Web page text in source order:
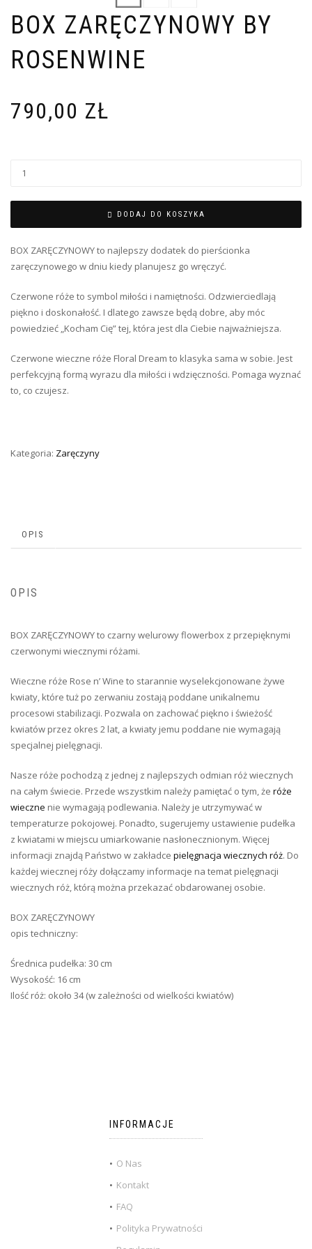
BOX ZARĘCZYNOWY BY
ROSENWINE
790,00 ZŁ
DODAJ DO KOSZYKA
BOX ZARĘCZYNOWY to najlepszy dodatek do pierścionka
zaręczynowego w dniu kiedy planujesz go wręczyć.
Czerwone róże to symbol miłości i namiętności. Odzwierciedlają
piękno i doskonałość. I dlatego zawsze będą dobre, aby móc
powiedzieć „Kocham Cię” tej, która jest dla Ciebie najważniejsza.
Czerwone wieczne róże Floral Dream to klasyka sama w sobie. Jest
perfekcyjną formą wyrazu dla miłości i wdzięczności. Pomaga wyznać
to, co czujesz.
Kategoria: Zaręczyny
OPIS
OPIS
BOX ZARĘCZYNOWY to czarny welurowy flowerbox z przepięknymi
czerwonymi wiecznymi różami.
Wieczne róże Rose n’ Wine to starannie wyselekcjonowane żywe
kwiaty, które tuż po zerwaniu zostają poddane unikalnemu
procesowi stabilizacji. Pozwala on zachować piękno i świeżość
kwiatów przez okres 2 lat, a kwiaty jemu poddane nie wymagają
specjalnej pielęgnacji.
Nasze róże pochodzą z jednej z najlepszych odmian róż wiecznych
na całym świecie. Przede wszystkim należy pamiętać o tym, że róże
wieczne nie wymagają podlewania. Należy je utrzymywać w
temperaturze pokojowej. Ponadto, sugerujemy ustawienie pudełka
z kwiatami w miejscu umiarkowanie nasłonecznionym. Więcej
informacji znajdą Państwo w zakładce pielęgnacja wiecznych róż. Do
każdej wiecznej róży dołączamy informacje na temat pielęgnacji
wiecznych róż, którą można przekazać obdarowanej osobie.
BOX ZARĘCZYNOWY
opis techniczny:
Średnica pudełka: 30 cm
Wysokość: 16 cm
Ilość róż: około 34 (w zależności od wielkości kwiatów)
INFORMACJE
O Nas
Kontakt
FAQ
Polityka Prywatności